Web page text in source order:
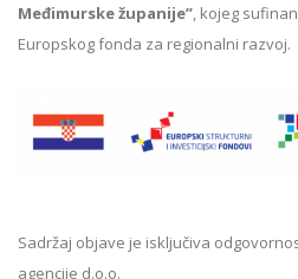
Međimurske županije”, kojeg
Europskog fonda za regionalni razvoj.
Sadržaj objave je isključiva
agencije d.o.o.